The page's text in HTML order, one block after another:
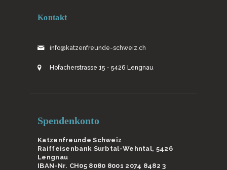
Kontakt
info@katzenfreunde-schweiz.ch
Hofacherstrasse 15 - 5426 Lengnau
Spendenkonto
Katzenfreunde Schweiz
Raiffeisenbank Surbtal-Wehntal, 5426
Lengnau
IBAN-Nr. CH05 8080 8001 2074 8482 3